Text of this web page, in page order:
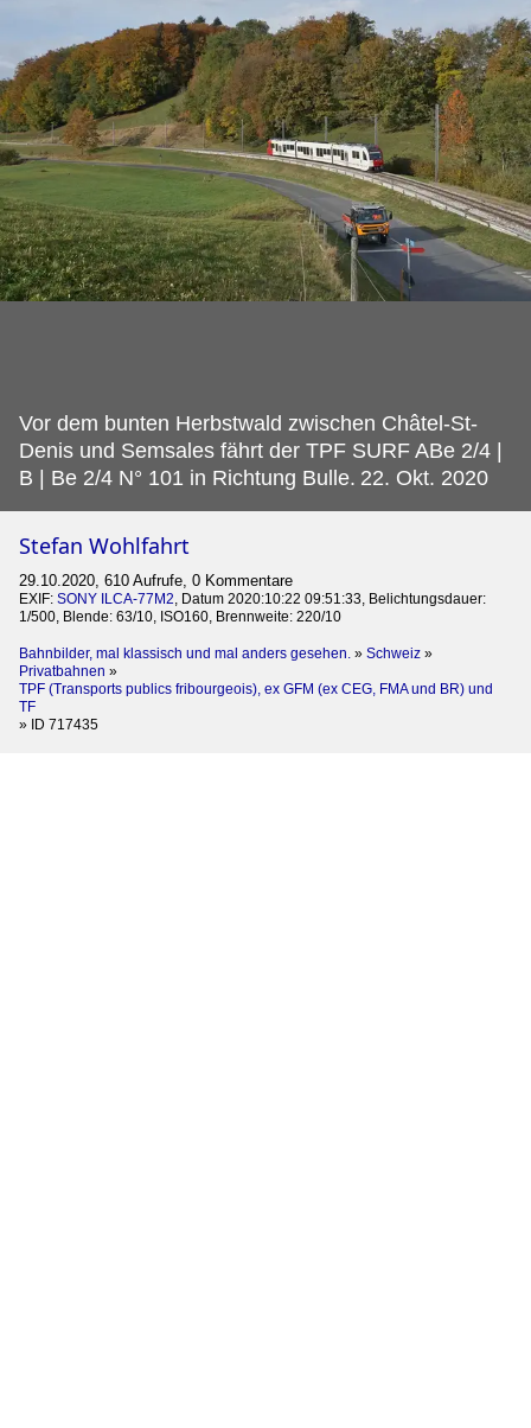
Vor dem bunten Herbstwald zwischen Châtel-St-
Denis und Semsales fährt der TPF SURF ABe 2/4 |
B | Be 2/4 N° 101 in Richtung Bulle. 22. Okt. 2020
Stefan Wohlfahrt
29.10.2020, 610 Aufrufe, 0 Kommentare
EXIF: SONY ILCA-77M2 , Datum 2020:10:22 09:51:33, Belichtungsdauer:
1/500, Blende: 63/10, ISO160, Brennweite: 220/10
Bahnbilder, mal klassisch und mal anders gesehen. » Schweiz »
Privatbahnen »
TPF (Transports publics fribourgeois), ex GFM (ex CEG, FMA und BR) und
TF
» ID 717435